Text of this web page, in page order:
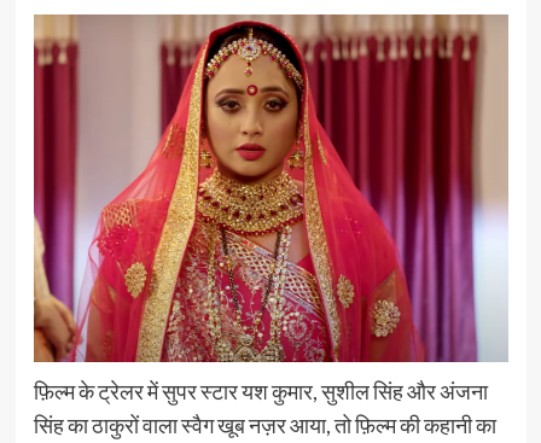
फ़िल्म के ट्रेलर में सुपर स्टार यश कुमार, सुशील सिंह और अंजना
सिंह का ठाकुरों वाला स्वैग खूब नज़र आया, तो फ़िल्म की कहानी का